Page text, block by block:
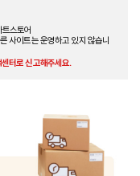
스토어
사이트는 운영하고 있지 않습니
터로 신고해주세요.